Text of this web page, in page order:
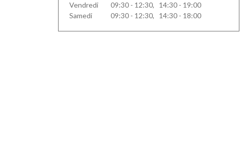
Vendredi
09:30 - 12:30, 14:30 - 19:00
Samedi
09:30 - 12:30, 14:30 - 18:00